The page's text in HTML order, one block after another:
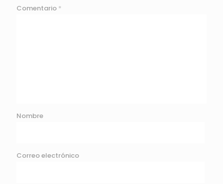
Comentario *
Nombre
Correo electrónico